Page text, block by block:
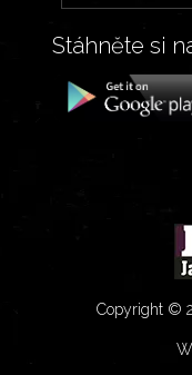
Stáhněte si
Copyright ©